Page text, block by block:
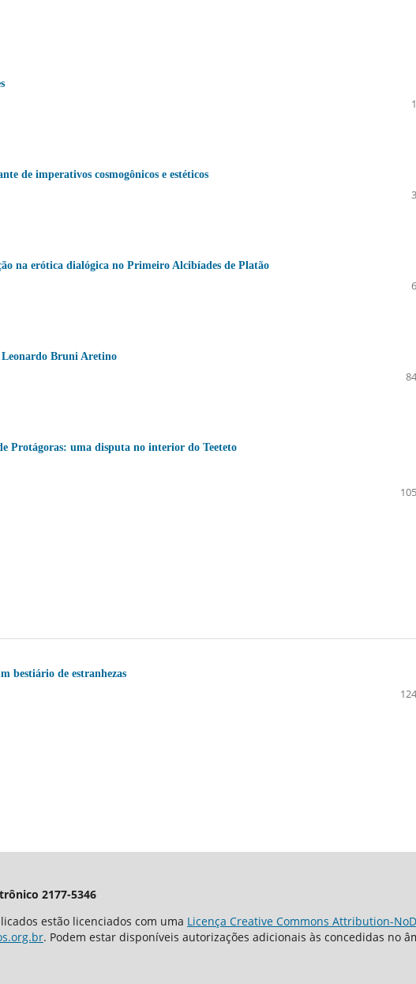
de imperativos cosmogônicos e estéticos
na erótica dialógica no Primeiro Alcibíades de Platão
Bruni Aretino
Protágoras: uma disputa no interior do Teeteto
bestiário de estranhezas
2177-5346
estão licenciados com uma Licença Creative Commons Attribution-
. Podem estar disponíveis autorizações adicionais às concedidas no